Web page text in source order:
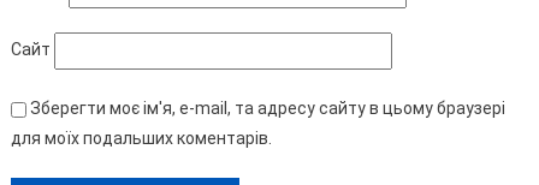
Сайт
Зберегти моє ім'я, e-mail, та адресу сайту в цьому браузері
для моїх подальших коментарів.